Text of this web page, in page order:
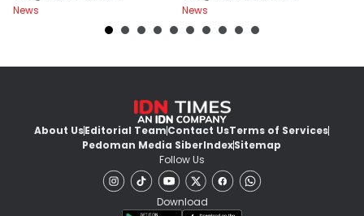
News
News
About UsEditorial TeamContact UsTerms of Services
Pedoman Media SiberIndexSitemap
Follow Us
Download